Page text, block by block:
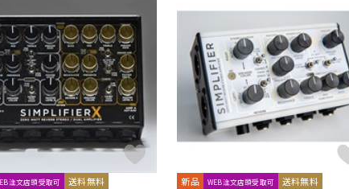
ンラ レコーディン
グ機器
配信/ライブ
機器
注文店頭受取可 送料無料 新品 WEB注文店頭受取可 送料無料